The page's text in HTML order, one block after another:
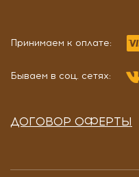
Принимаем к оплате:
Бываем в соц. сетях:
ДОГОВОР ОФЕРТЫ